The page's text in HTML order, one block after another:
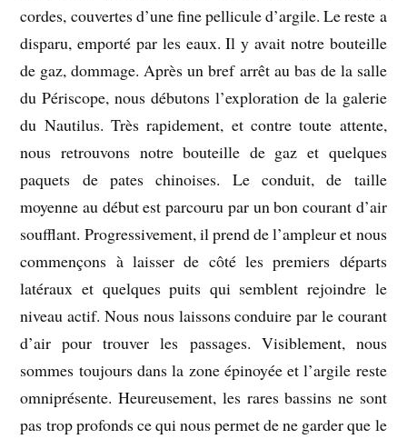
cordes, couvertes d’une fine pellicule d’argile. Le reste a
disparu, emporté par les eaux. Il y avait notre bouteille
de gaz, dommage. Après un bref arrêt au bas de la salle
du Périscope, nous débutons l’exploration de la galerie
du Nautilus. Très rapidement, et contre toute attente,
nous retrouvons notre bouteille de gaz et quelques
paquets de pates chinoises. Le conduit, de taille
moyenne au début est parcouru par un bon courant d’air
soufflant. Progressivement, il prend de l’ampleur et nous
commençons à laisser de côté les premiers départs
latéraux et quelques puits qui semblent rejoindre le
niveau actif. Nous nous laissons conduire par le courant
d’air pour trouver les passages. Visiblement, nous
sommes toujours dans la zone épinoyée et l’argile reste
omniprésente. Heureusement, les rares bassins ne sont
pas trop profonds ce qui nous permet de ne garder que le